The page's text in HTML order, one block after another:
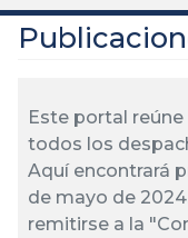
Este portal
todos los
Aquí encontrará
de mayo de
remitirse a la